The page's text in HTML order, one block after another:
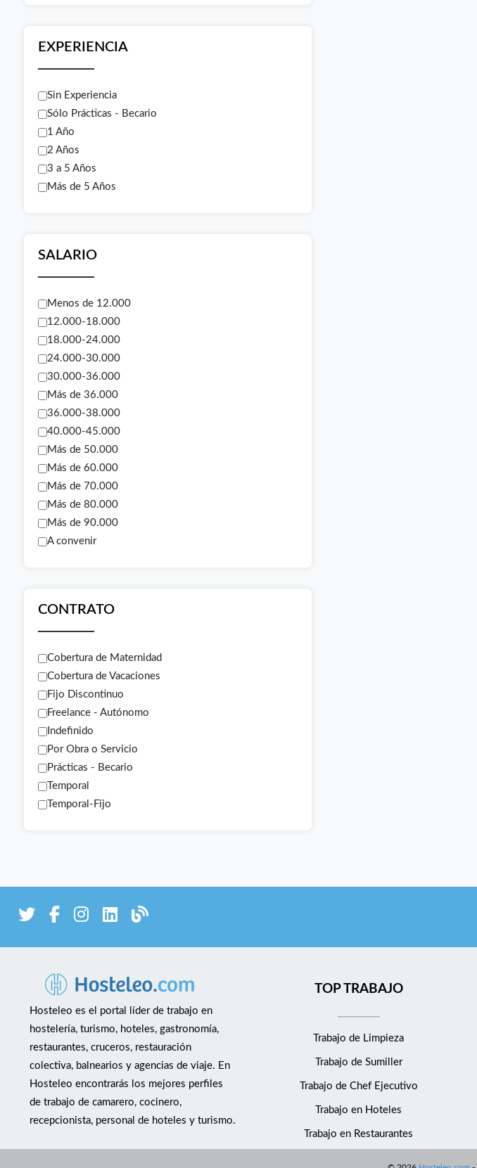
EXPERIENCIA
Sin Experiencia
Sólo Prácticas - Becario
1 Año
2 Años
3 a 5 Años
Más de 5 Años
SALARIO
Menos de 12.000
12.000-18.000
18.000-24.000
24.000-30.000
30.000-36.000
Más de 36.000
36.000-38.000
40.000-45.000
Más de 50.000
Más de 60.000
Más de 70.000
Más de 80.000
Más de 90.000
A convenir
CONTRATO
Cobertura de Maternidad
Cobertura de Vacaciones
Fijo Discontinuo
Freelance - Autónomo
Indefinido
Por Obra o Servicio
Prácticas - Becario
Temporal
Temporal-Fijo
Hosteleo es el portal líder de trabajo en
hostelería, turismo, hoteles, gastronomía,
restaurantes, cruceros, restauración
colectiva, balnearios y agencias de viaje. En
Hosteleo encontrarás los mejores perfiles
de trabajo de camarero, cocinero,
recepcionista, personal de hoteles y turismo.
TOP TRABAJO
Trabajo de Limpieza
Trabajo de Sumiller
Trabajo de Chef Ejecutivo
Trabajo en Hoteles
Trabajo en Restaurantes